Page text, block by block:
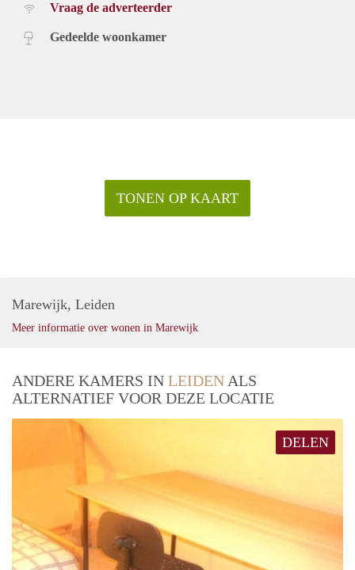
Vraag de adverteerder
Gedeelde woonkamer
TONEN OP KAART
Marewijk, Leiden
Meer informatie over wonen in Marewijk
ANDERE KAMERS IN LEIDEN ALS
ALTERNATIEF VOOR DEZE LOCATIE
DELEN